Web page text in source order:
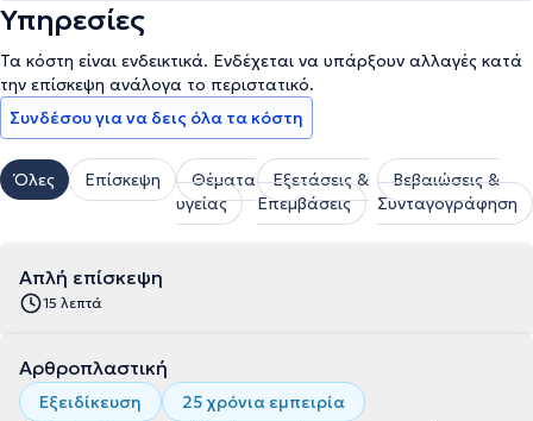
Υπηρεσίες
Τα κόστη είναι ενδεικτικά. Ενδέχεται να υπάρξουν αλλαγές κατά
την επίσκεψη ανάλογα το περιστατικό.
Συνδέσου για να δεις όλα τα κόστη
Όλες Επίσκεψη
Θέματα
υγείας
Εξετάσεις &
Επεμβάσεις
Βεβαιώσεις &
Συνταγογράφηση
Απλή επίσκεψη
15 λεπτά
Αρθροπλαστική
Εξειδίκευση
25 χρόνια εμπειρία